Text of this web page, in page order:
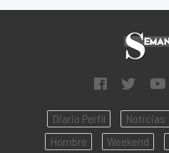
Diario Perfil Noticias
Hombre
Weekend